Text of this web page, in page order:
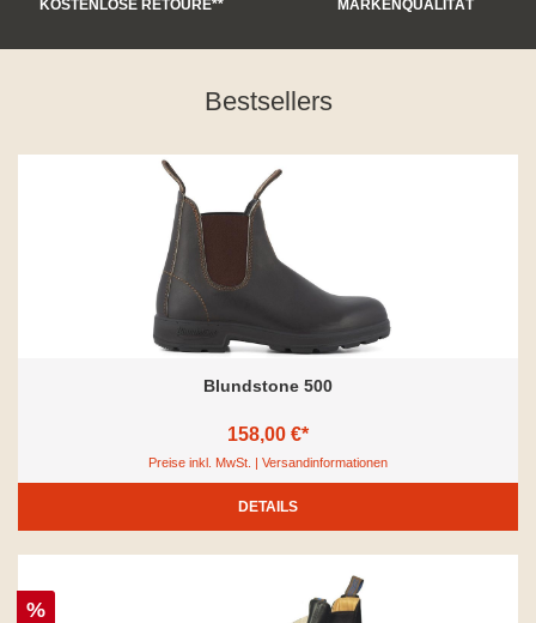
KOSTENLOSE RETOURE** MARKENQUALITÄT
Bestsellers
Blundstone 500
158,00 €*
Preise inkl. MwSt. | Versandinformationen
DETAILS
%